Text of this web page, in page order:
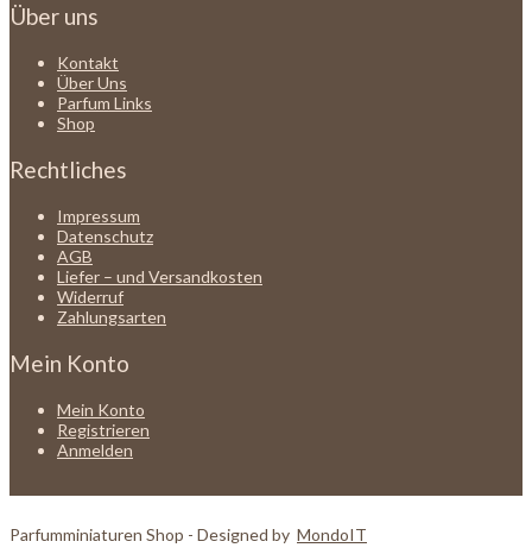
Über uns
Kontakt
Über Uns
Parfum Links
Shop
Rechtliches
Impressum
Datenschutz
AGB
Liefer – und Versandkosten
Widerruf
Zahlungsarten
Mein Konto
Mein Konto
Registrieren
Anmelden
Parfumminiaturen Shop - Designed by MondoIT